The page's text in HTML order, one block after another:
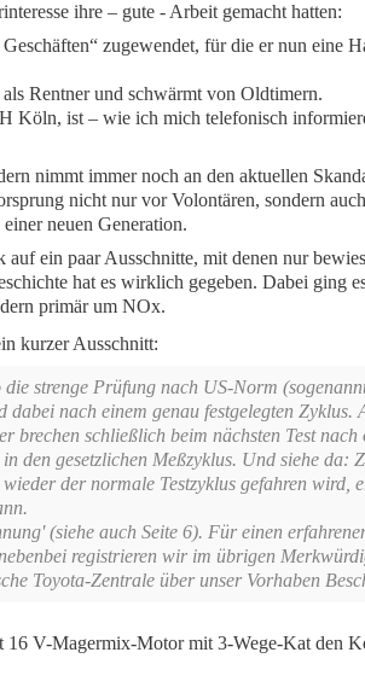
ihre – gute - Arbeit gemacht hatten:
zugewendet, für die er nun eine
Rentner und schwärmt von Oldtimern.
Köln, ist – wie ich mich telefonisch
nimmt immer noch an den aktuellen
nicht nur vor Volontären, sondern
neuen Generation.
ein paar Ausschnitte, mit denen nur
hat es wirklich gegeben. Dabei ging
primär um NOx.
kurzer Ausschnitt:
strenge Prüfung nach US-Norm
nach einem genau festgelegten Zyklus.
brechen schließlich beim nächsten Test nach
den gesetzlichen Meßzyklus. Und siehe da:
der normale Testzyklus gefahren wird,
(siehe auch Seite 6). Für einen
registrieren wir im übrigen
Toyota-Zentrale über unser Vorhaben
16 V-Magermix-Motor mit 3-Wege-Kat den